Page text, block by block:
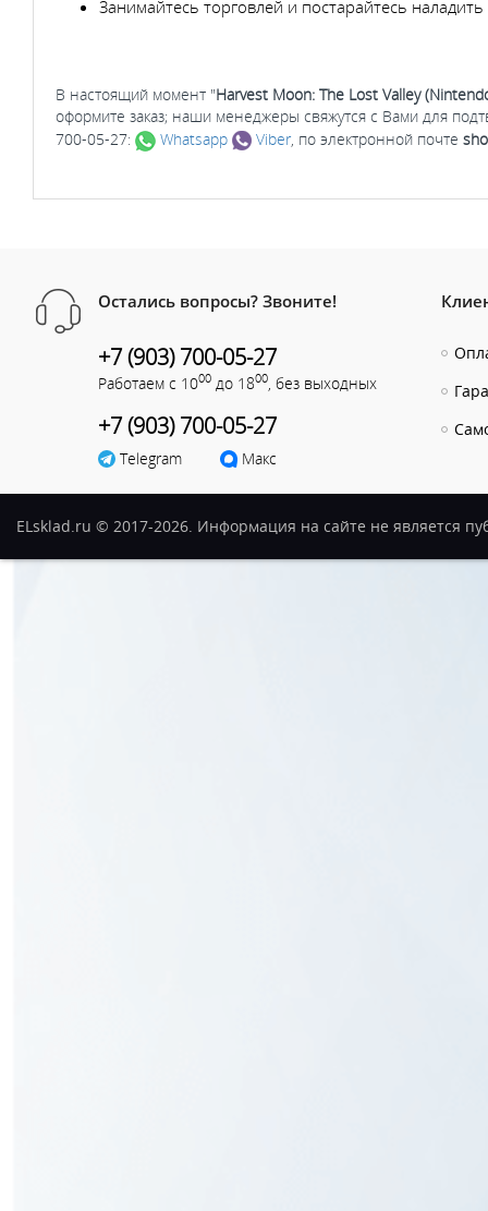
Занимайтесь торговлей и постарайтесь
В настоящий момент "Harvest Moon: The Lost Valley
оформите заказ; наши менеджеры свяжутся с Вами для
700-05-27:
Whatsapp Viber, по электронной почте
Остались вопросы? Звоните!
+7 (903) 700-05-27
Работаем с 1000 до 1800 , без выходных
+7 (903) 700-05-27
Telegram Макс
ELsklad.ru © 2017-2026. Информация на сайте не является